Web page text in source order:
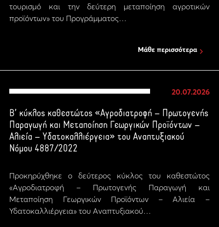
τουρισμό και την δεύτερη μεταποίηση αγροτικών
προϊόντων» του Προγράμματος…
Μάθε περισσότερα
20.07.2026
Β’ κύκλος καθεστώτος «Αγροδιατροφή – Πρωτογενής
Παραγωγή και Μεταποίηση Γεωργικών Προϊόντων –
Αλιεία – Υδατοκαλλιέργεια» του Αναπτυξιακού
Νόμου 4887/2022
Προκηρύχθηκε ο δεύτερος κύκλος του καθεστώτος
«Αγροδιατροφή – Πρωτογενής Παραγωγή και
Μεταποίηση Γεωργικών Προϊόντων – Αλιεία –
Υδατοκαλλιέργεια» του Αναπτυξιακού…